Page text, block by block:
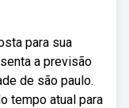
para sua
a previsão
de são paulo.
tempo atual para